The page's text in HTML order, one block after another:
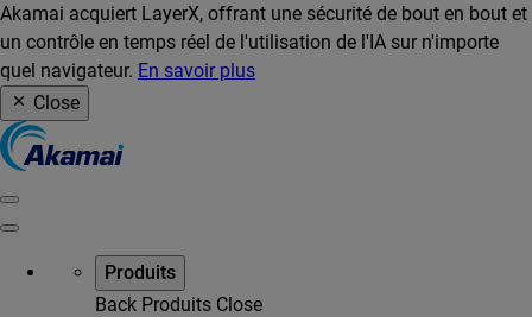
Akamai acquiert LayerX, offrant une sécurité de bout en bout et
un contrôle en temps réel de l'utilisation de l'IA sur n'importe
quel navigateur. En savoir plus
Close
Produits
Back Produits Close